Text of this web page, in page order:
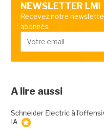
NEWSLETTER LMI
Recevez notre
abonnés
A lire aussi
Schneider Electric à
IA